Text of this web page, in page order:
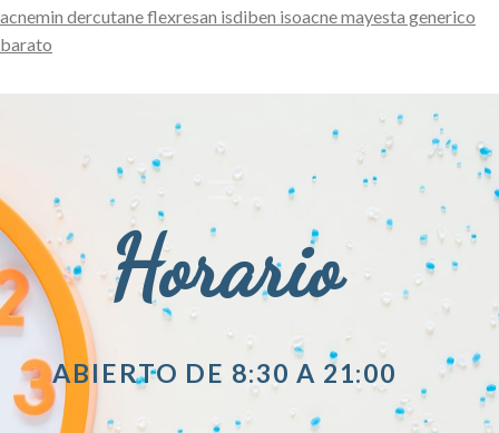
acnemin dercutane flexresan isdiben isoacne mayesta generico
barato
Horario
ABIERTO DE 8:30 A 21:00